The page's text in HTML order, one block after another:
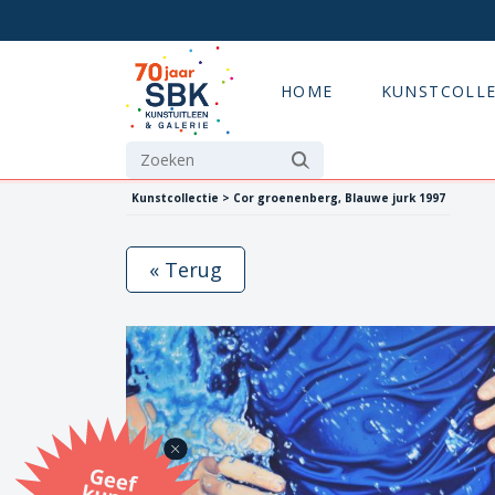
HOME
Kunstcollectie > Cor groenenberg, Blauwe jurk 1997
G
eef
u
n
st
a
d
o
m
et
e SB
K
u
n
stb
o
n
« Terug